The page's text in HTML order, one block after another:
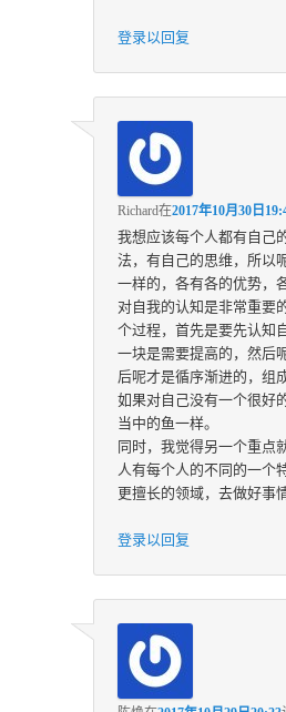
登录以回复
Richard在2017年10月30日
我想应该每个人都有自己
法，有自己的思维，所以
一样的，各有各的优势，
对自我的认知是非常重要
个过程，首先是要先认知
一块是需要提高的，然后
后呢才是循序渐进的，组
如果对自己没有一个很好
当中的鱼一样。
同时，我觉得另一个重点
人有每个人的不同的一个
更擅长的领域，去做好事
登录以回复